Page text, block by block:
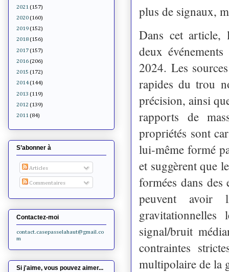
plus de signaux,
Dans cet article,
deux
2024. Les
rapides du trou
précision, ainsi
rapports de
propriétés sont
lui-même formé
et suggèrent que
formées dans des
peuvent avoir
signal/bruit
contraintes
multipolaire de la
2021 (157)
2020 (160)
2019 (152)
2018 (156)
2017 (157)
2016 (206)
2015 (172)
2014 (144)
2013 (119)
2012 (139)
2011 (84)
S’abonner à
Articles
Commentaires
Contactez-moi
contact.casepasselahaut@gmail.co
m
Si j'aime, vous pouvez aimer...